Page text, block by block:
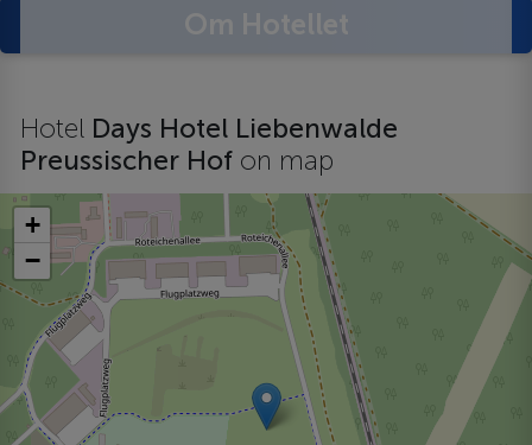
Hotel Days Hotel Liebenwalde
Preussischer Hof on map
+
−